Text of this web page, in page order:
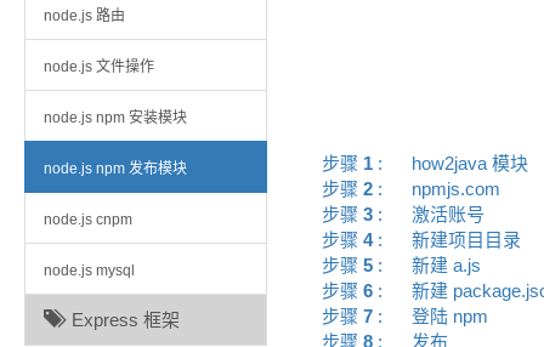
node.js 路由
node.js 文件操作
node.js npm 安装模块
node.js npm 发布模块
node.js cnpm
node.js mysql
Express 框架
步骤 1 :
how2java 模块
步骤 2 :
npmjs.com
步骤 3 :
激活账号
步骤 4:
新建项目目录
步骤 5 :
新建 a.js
步骤 6 :
新建
步骤 7 :
登陆 npm
步骤 8 :
发布